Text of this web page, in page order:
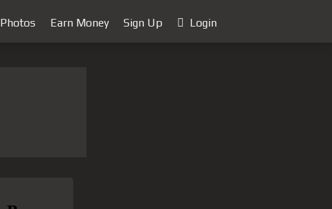
Photos Earn Money Sign Up Login